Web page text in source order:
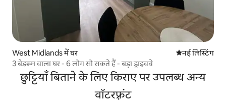
West Midlands में घर ठहरने की नई
नई लिस्टिंग
3 बेडरूम वाला घर - 6 लोग सो सकते हैं - बड़ा ड्राइववे
छुट्टियाँ बिताने के लिए किराए पर उपलब्ध अन्य
वॉटरफ़्रंट